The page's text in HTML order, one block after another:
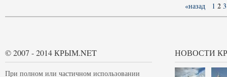
«назад 1 2 3
© 2007 - 2014 КРЫМ.NET
При полном или частичном использовании
НОВОСТИ